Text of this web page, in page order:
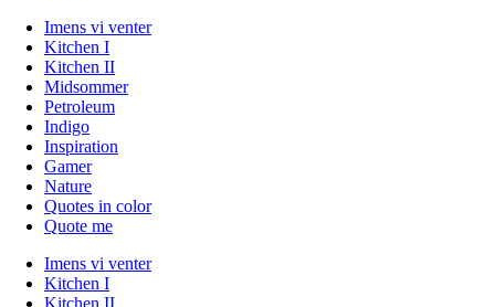
Imens vi venter
Kitchen I
Kitchen II
Midsommer
Petroleum
Indigo
Inspiration
Gamer
Nature
Quotes in color
Quote me
Imens vi venter
Kitchen I
Kitchen II